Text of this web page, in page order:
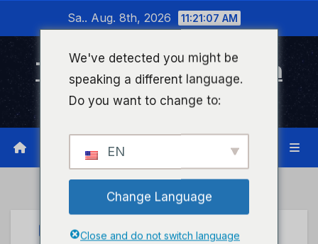
wechseln
Sa.. Aug. 8th, 2026 11:21:07 AM
Timeline Bad Kreuznach
Infonetzwerk für Bad Kreuznach
UNCATEGORIZED
We've detected you might be
speaking a different language.
Do you want to change to:
EN
Change Language
Close and do not switch language